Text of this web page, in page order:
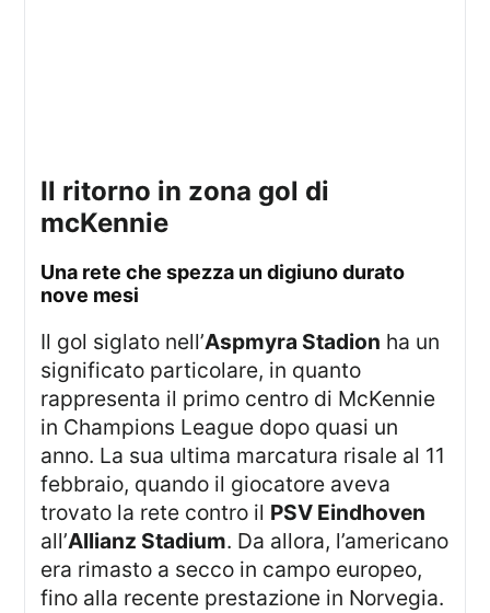
il ritorno in zona gol di
mcKennie
una rete che spezza un digiuno durato
nove mesi
Il gol siglato nell’Aspmyra Stadion ha un
significato particolare, in quanto
rappresenta il primo centro di McKennie
in Champions League dopo quasi un
anno. La sua ultima marcatura risale al 11
febbraio, quando il giocatore aveva
trovato la rete contro il PSV Eindhoven
all’Allianz Stadium. Da allora, l’americano
era rimasto a secco in campo europeo,
fino alla recente prestazione in Norvegia.